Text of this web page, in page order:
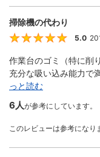
掃除機の代わり
5.0
作業台のゴミ（特に削
充分な吸い込み能力で
っと読む
6人が参考にしています。
このレビューは参考になり